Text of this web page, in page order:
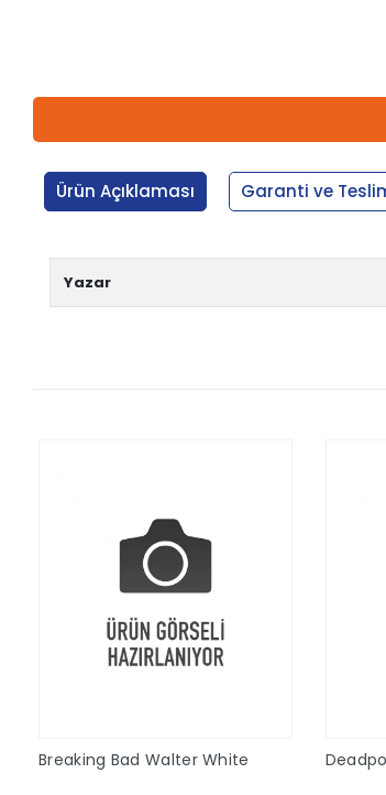
Ürün Açıklaması Garanti ve
Yazar
Breaking Bad Walter White